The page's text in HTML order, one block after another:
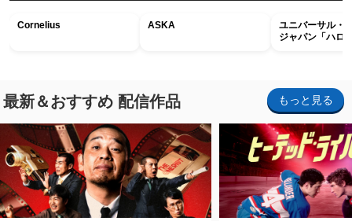
Cornelius ASKA
ユニバーサル・
ジャパン「ハロ
最新＆おすすめ 配信作品 もっと見る